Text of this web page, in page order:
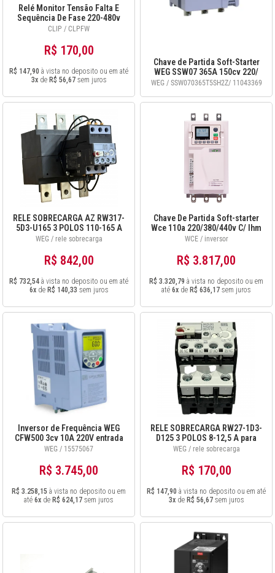
Relé Monitor Tensão Falta E
Sequência De Fase 220-480v
Clpfw 220/480v
CLIP / CLPFW
R$ 170,00
R$ 147,90 à vista no deposito ou em até
3xde R$ 56,67sem juros
Chave de Partida Soft-Starter
WEG SSW07 365A 150cv 220/
250cv 380v cód 11043369
WEG / SSW070365T5SH2Z/ 11043369
RELE SOBRECARGA AZ RW317-
5D3-U165 3 POLOS 110-165 A
CWB150-225
WEG / rele sobrecarga
R$ 842,00
R$ 732,54 à vista no deposito ou em até
6xde R$ 140,33 sem juros
Chave De Partida Soft-starter
Wce 110a 220/380/440v C/ Ihm
WCE / inversor
R$ 3.817,00
R$ 3.320,79 à vista no deposito ou em
até 6x de R$ 636,17 sem juros
Inversor de Frequência WEG
CFW500 3cv 10A 220V entrada
Mono/Trif saida trif 15575067
WEG / 15575067
R$ 3.745,00
R$ 3.258,15 à vista no deposito ou em
até 6x de R$ 624,17 sem juros
RELE SOBRECARGA RW27-1D3-
D125 3 POLOS 8-12,5 A para
CWM9-40
WEG / rele sobrecarga
R$ 170,00
R$ 147,90 à vista no deposito ou em até
3xde R$ 56,67sem juros